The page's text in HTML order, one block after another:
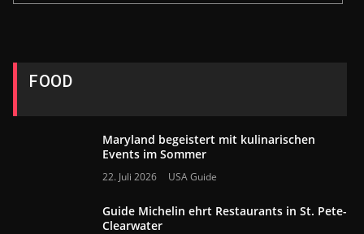
FOOD
Maryland begeistert mit kulinarischen
Events im Sommer
22. Juli 2026 USA Guide
Guide Michelin ehrt Restaurants in St. Pete-
Clearwater